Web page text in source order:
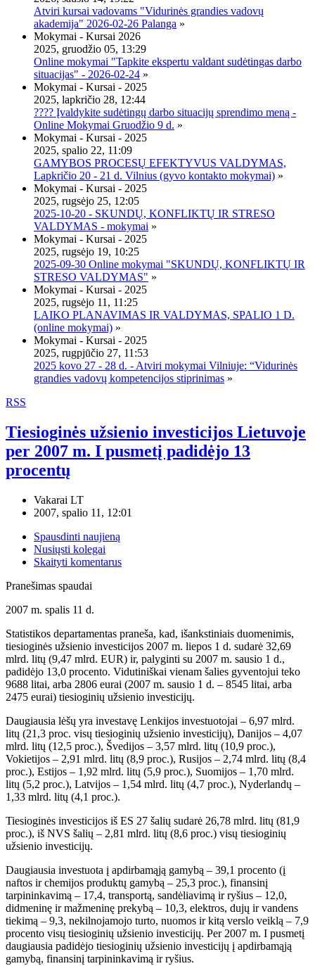
Atviri kursai vadovams "Vidurinės grandies vadovų
akademija" 2026-02-26 Palanga »
Mokymai - Kursai 2026
2025, gruodžio 05, 13:29
Online mokymai "Tapkite ekspertu valdant sudėtingas darbo
situacijas" - 2026-02-24 »
Mokymai - Kursai - 2025
2025, lapkričio 28, 12:44
???? Įvaldykite sudėtingų darbo situacijų sprendimo meną -
Online Mokymai Gruodžio 9 d. »
Mokymai - Kursai - 2025
2025, spalio 22, 11:09
GAMYBOS PROCESŲ EFEKTYVUS VALDYMAS,
Lapkričio 20 - 21 d. Vilnius (gyvo kontakto mokymai) »
Mokymai - Kursai - 2025
2025, rugsėjo 25, 12:05
2025-10-20 - SKUNDŲ, KONFLIKTŲ IR STRESO
VALDYMAS - mokymai »
Mokymai - Kursai - 2025
2025, rugsėjo 19, 10:25
2025-09-30 Online mokymai "SKUNDŲ, KONFLIKTŲ IR
STRESO VALDYMAS" »
Mokymai - Kursai - 2025
2025, rugsėjo 11, 11:25
LAIKO PLANAVIMAS IR VALDYMAS, SPALIO 1 D.
(online mokymai) »
Mokymai - Kursai - 2025
2025, rugpjūčio 27, 11:53
2025 kovo 27 - 28 d. - Atviri mokymai Vilniuje: “Vidurinės
grandies vadovų kompetencijos stiprinimas »
RSS
Tiesioginės užsienio investicijos Lietuvoje
per 2007 m. I pusmetį padidėjo 13
procentų
Vakarai LT
2007, spalio 11, 12:01
Spausdinti naujieną
Nusiųsti kolegai
Skaityti komentarus
Pranešimas spaudai
2007 m. spalis 11 d.
Statistikos departamentas praneša, kad, išankstiniais duomenimis,
tiesioginės užsienio investicijos 2007 m. liepos 1 d. sudarė 32,69
mlrd. litų (9,47 mlrd. EUR) ir, palyginti su 2007 m. sausio 1 d.,
padidėjo 13,0 procento. Vidutiniškai vienam šalies gyventojui teko
9688 litai, arba 2806 eurai (2007 m. sausio 1 d. – 8545 litai, arba
2475 eurai) tiesioginių užsienio investicijų.
Daugiausia lėšų yra investavę Lenkijos investuotojai – 6,97 mlrd.
litų (21,3 proc. visų tiesioginių užsienio investicijų), Danijos – 4,07
mlrd. litų (12,5 proc.), Švedijos – 3,57 mlrd. litų (10,9 proc.),
Vokietijos – 2,91 mlrd. litų (8,9 proc.), Rusijos – 2,74 mlrd. litų (8,4
proc.), Estijos – 1,92 mlrd. litų (5,9 proc.), Suomijos – 1,70 mlrd.
litų (5,2 proc.), Latvijos – 1,54 mlrd. litų (4,7 proc.), Nyderlandų –
1,33 mlrd. litų (4,1 proc.).
Tiesioginės investicijos iš ES 27 šalių sudarė 26,78 mlrd. litų (81,9
proc.), iš NVS šalių – 2,81 mlrd. litų (8,6 proc.) visų tiesioginių
užsienio investicijų.
Daugiausia investuota į apdirbamąją gamybą – 39,1 procento (į
naftos ir chemijos produktų gamybą – 25,3 proc.), finansinį
tarpininkavimą – 17,4, transportą, sandėliavimą ir ryšius – 12,0,
didmeninę ir mažmeninę prekybą – 10,3, elektros, dujų ir vandens
tiekimą – 9,3, nekilnojamojo turto, nuomos ir kitą verslo veiklą – 7,9
procento visų tiesioginių užsienio investicijų. Per 2007 m. I pusmetį
daugiausia padidėjo tiesioginių užsienio investicijų į apdirbamąją
gamybą, finansinį tarpininkavimą ir ryšius.